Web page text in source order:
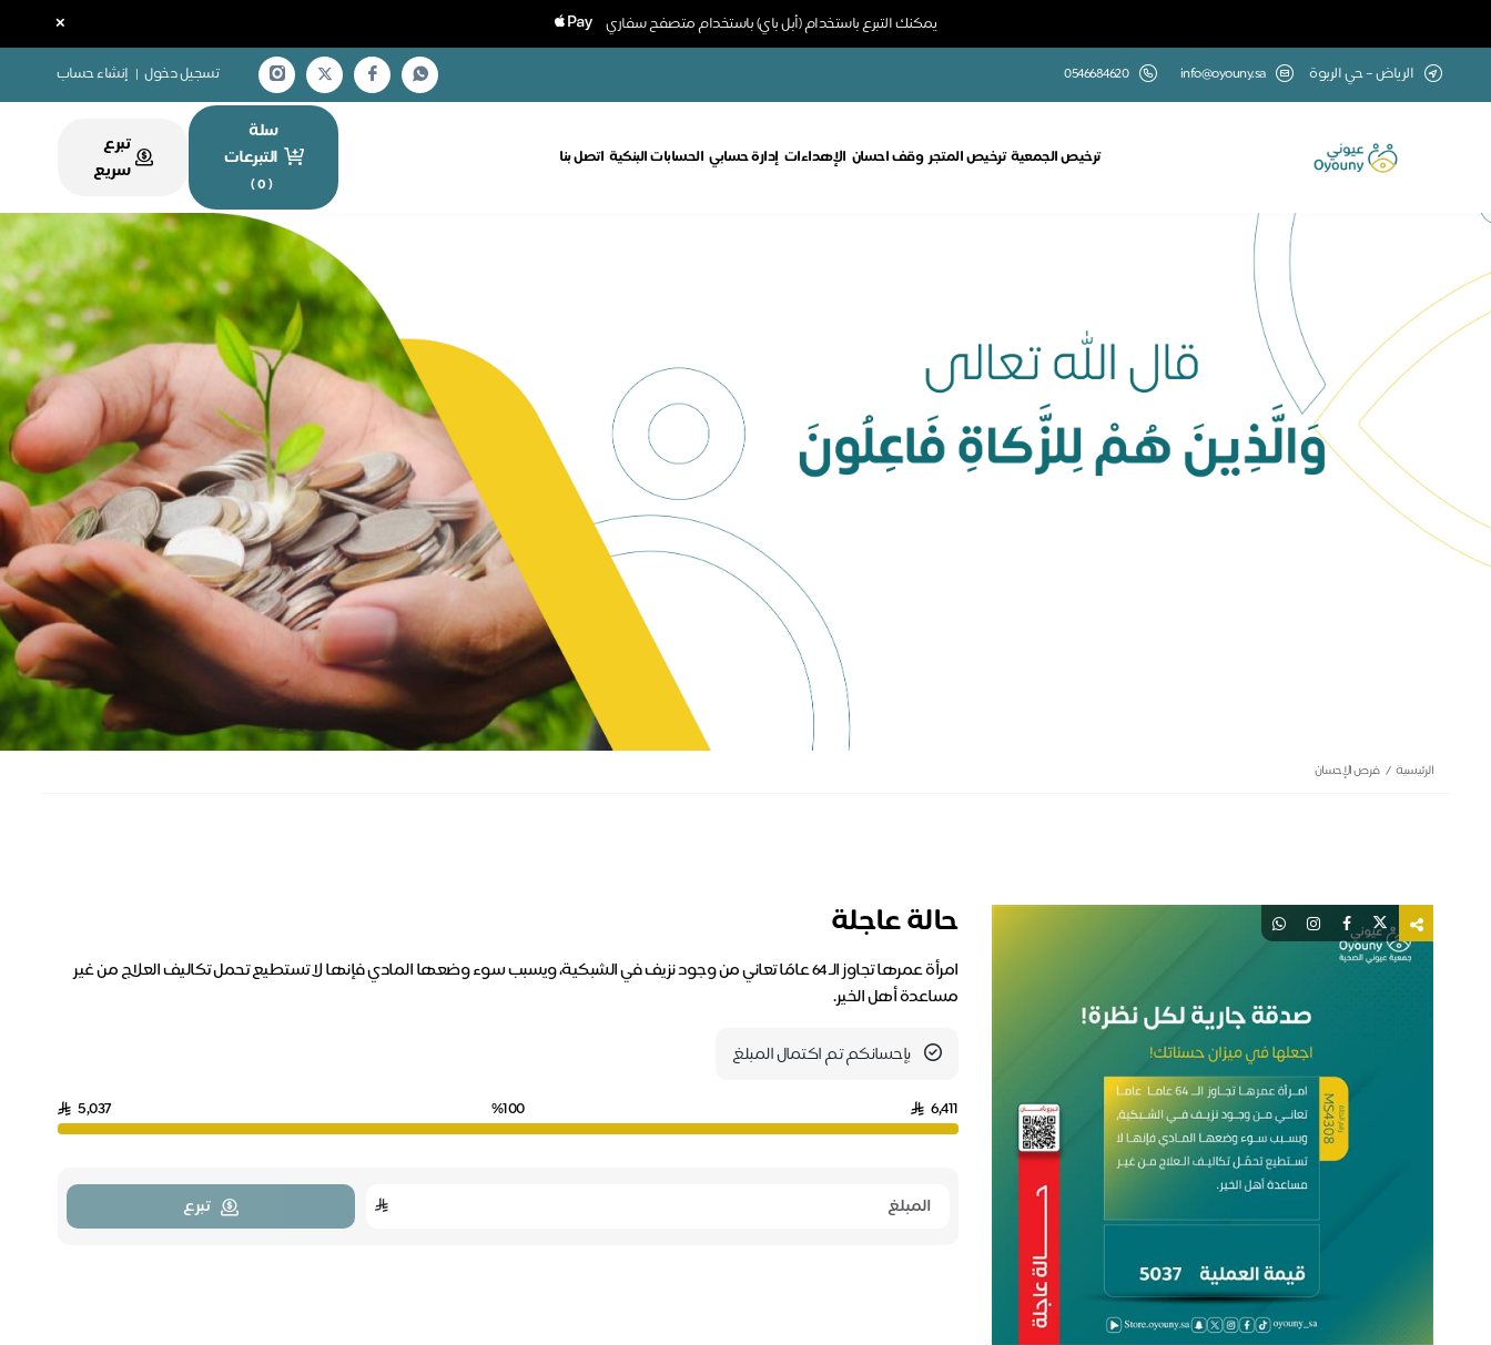
يمكنك التبرع باستخدام (أبل باي) باستخدام متصفح سفاري ×
الرياض – حي الربوة info@oyouny.sa
0546684620 تسجيل دخول | إنشاء حساب
ترخيص الجمعية ترخيص المتجر وقف احسان الإهداءات إدارة حسابي الحسابات البنكية اتصل بنا
سلة
التبرعات
(
0
)
تبرع
سريع
الرئيسية فرص الإحسان
حالة عاجلة
امرأة عمرها تجاوز الـ 64 عامًا تعاني من وجود نزيف في الشبكية، ويسبب سوء وضعها المادي فإنها لا تستطيع تحمل تكاليف العلاج من غير
مساعدة أهل الخير.
بإحسانكم تم اكتمال المبلغ
6,411
%100
5,037
تبرع